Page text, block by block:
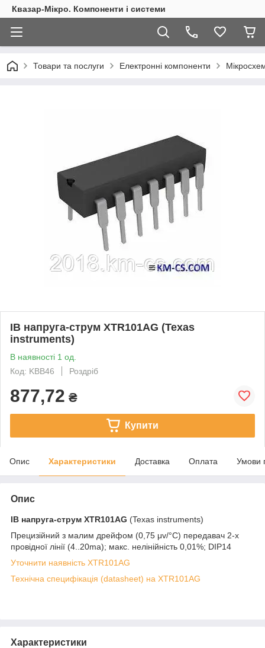
Квазар-Мікро. Компоненти і системи
Товари та послуги Електронні компоненти
ІВ напруга-струм XTR101AG (Texas
instruments)
В наявності 1 од.
Код: KBB46
Роздріб
877,72 ₴
Купити
Опис Характеристики Доставка Оплата Умови
Опис
ІВ напруга-струм XTR101AG (Texas instruments)
Прецизійний з малим дрейфом (0,75 μv/°C) передавач 2-х
провідної лінії (4..20ma); макс. нелінійність 0,01%; DIP14
Уточнити наявність XTR101AG
Технічна специфікація (datasheet) на XTR101AG
Характеристики